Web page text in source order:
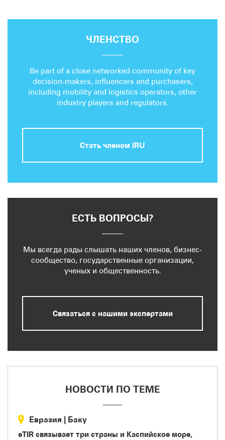
ЧЛЕНСТВО
Be part of a close networked community of key
decision-makers, influencers and purchasers,
including mobility and logistics operators, other
industry players and regulators.
Стать членом IRU
ЕСТЬ ВОПРОСЫ?
Мы всегда рады слышать наших членов, бизнес-
сообщество, государственные организации,
ученых и общественность.
Связаться с нашими экспертами
НОВОСТИ ПО ТЕМЕ
Евразия | Баку
eTIR связывает три страны и Каспийское море,